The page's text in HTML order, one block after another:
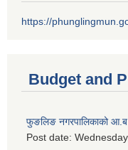
https://
Budget and
फुङलिङ नगरपालिकाको
Post date: